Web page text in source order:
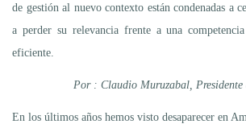
de gestión al nuevo contexto están condenadas a
a perder su relevancia frente a una
eficiente.
Por : Claudio Muruzabal,
En los últimos años hemos visto desaparecer en